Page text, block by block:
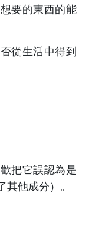
要的東西的能
從生活中得到
把它誤認為是
他成分）。